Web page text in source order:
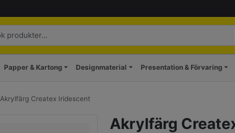
Papper & Kartong Designmaterial Presentation & Förvaring
Akrylfärg Createx Iridescent
Akrylfärg